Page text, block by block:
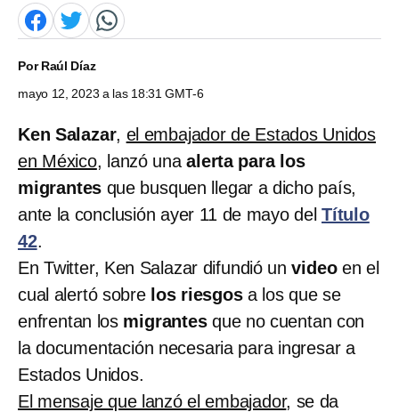
PorRaúl Díaz
mayo 12, 2023 a las 18:31 GMT-6
Ken Salazar, el embajador de Estados Unidos
en México, lanzó unaalerta para los
migrantes que busquen llegar a dicho país,
ante la conclusión ayer 11 de mayo del Título
42.
En Twitter, Ken Salazar difundió unvideoen el
cual alertó sobre los riesgosa los que se
enfrentan los migrantesque no cuentan con
la documentación necesaria para ingresar a
Estados Unidos.
El mensaje que lanzó el embajador, se da